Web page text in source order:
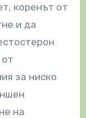
коренът от
и да
за ниско
на